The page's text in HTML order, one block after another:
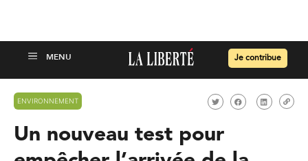
Je contribue
ENVIRONNEMENT
Un nouveau test pour